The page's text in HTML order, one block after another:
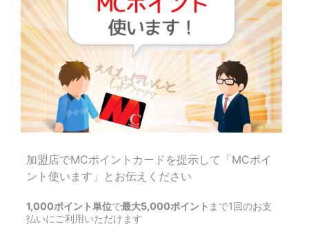
加盟店でMCポイントカードを提示して「MCポイ
ント使います」とお伝えください
1,000ポイント単位で最大5,000ポイント まで1回のお支
払いにご利用いただけます